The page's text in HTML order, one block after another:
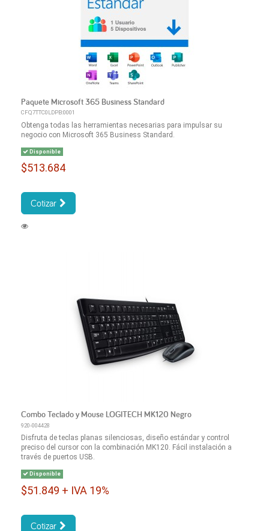
Paquete Microsoft 365 Business Standard
CFQ7TTC0LDPB:0001
Obtenga todas las herramientas necesarias para impulsar su
negocio con Microsoft 365 Business Standard.
Disponible
$513.684
Cotizar
Combo Teclado y Mouse LOGITECH MK120 Negro
920-004428
Disfruta de teclas planas silenciosas, diseño estándar y control
preciso del cursor con la combinación MK120. Fácil instalación a
través de puertos USB.
Disponible
$51.849 + IVA 19%
Cotizar